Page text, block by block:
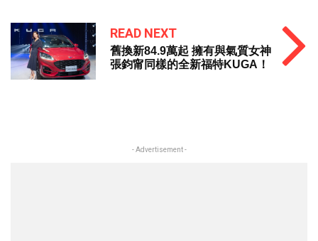
READ NEXT
舊換新84.9萬起 擁有與氣質女神
張鈞甯同樣的全新福特KUGA！
- Advertisement -